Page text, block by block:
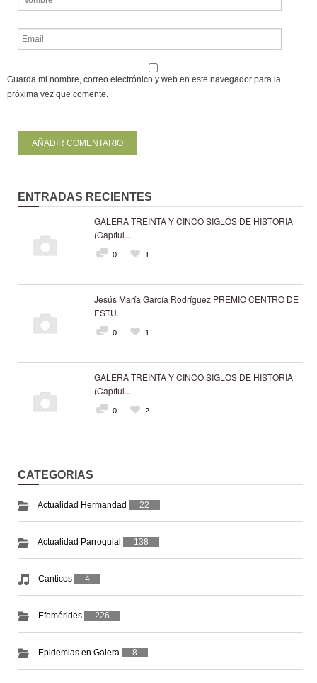
Guarda mi nombre, correo electrónico y web en este navegador para la
próxima vez que comente.
ENTRADAS RECIENTES
GALERA TREINTA Y CINCO SIGLOS DE HISTORIA
(Capítul...
0 1
Jesús María García Rodríguez PREMIO CENTRO DE
ESTU...
0 1
GALERA TREINTA Y CINCO SIGLOS DE HISTORIA
(Capítul...
0 2
CATEGORIAS
Actualidad Hermandad 22
Actualidad Parroquial 138
Canticos 4
Efemérides 226
Epidemias en Galera 8